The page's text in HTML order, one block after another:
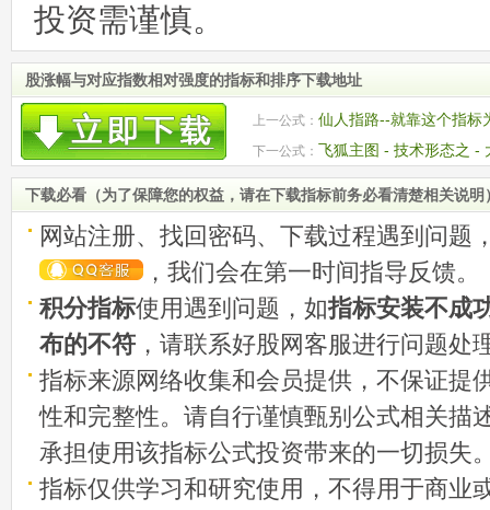
投资需谨慎。
股涨幅与对应指数相对强度的指标和排序下载地址
上一公式： 仙人指路--就靠这个指标
下一公式： 飞狐主图 - 技术形态之 -
下载必看（为了保障您的权益，请在下载指标前务必看清楚相关说明
网站注册、找回密码、下载过程遇到问题
，我们会在第一时间指导反馈。
积分指标使用遇到问题，如指标安装不成
布的不符 ，请联系好股网客服进行问题处
指标来源网络收集和会员提供，不保证提
性和完整性。请自行谨慎甄别公式相关描
承担使用该指标公式投资带来的一切损失
指标仅供学习和研究使用，不得用于商业